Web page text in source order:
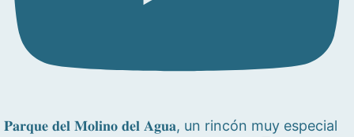
𝐏𝐚𝐫𝐪𝐮𝐞 𝐝𝐞𝐥 𝐌𝐨𝐥𝐢𝐧𝐨 𝐝𝐞𝐥 𝐀𝐠𝐮𝐚, un rincón muy especial